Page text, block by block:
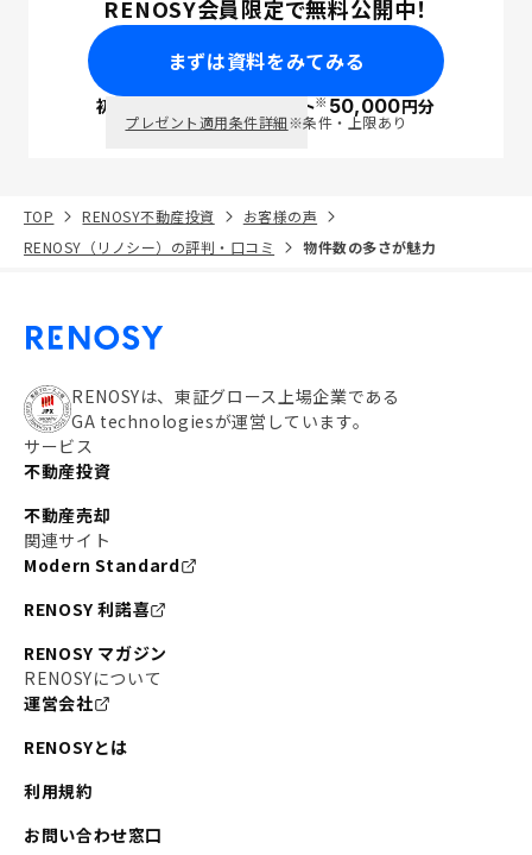
RENOSY会員限定で無料公開中！
まずは資料をみてみる
初回面談で ポイント※50,000円分
プレゼント適用条件詳細※条件・上限あり
TOP RENOSY不動産投資
お客様の声
RENOSY（リノシー）の評判・口コミ
物件数の多さが魅力
RENOSYは、東証グロース上場企業である
GA technologiesが運営しています。
サービス
不動産投資
不動産売却
関連サイト
Modern Standard
RENOSY 利諾喜
RENOSY マガジン
RENOSYについて
運営会社
RENOSYとは
利用規約
お問い合わせ窓口